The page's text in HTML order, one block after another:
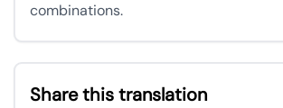
combinations.
Share this translation